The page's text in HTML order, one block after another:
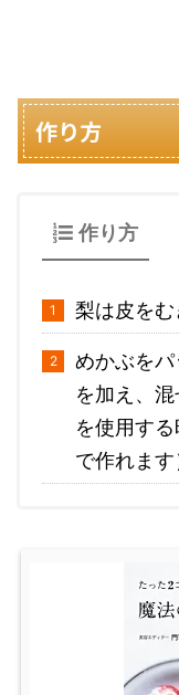
作り方
作り方
梨は皮を
めかぶを
を加え、
を使用す
で作れます